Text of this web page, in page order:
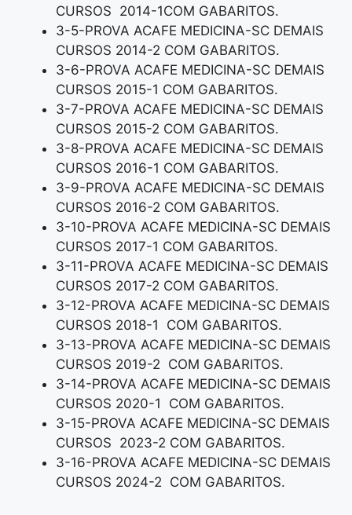
CURSOS 2014-1COM GABARITOS.
3-5-PROVA ACAFE MEDICINA-SC DEMAIS
CURSOS 2014-2 COM GABARITOS.
3-6-PROVA ACAFE MEDICINA-SC DEMAIS
CURSOS 2015-1 COM GABARITOS.
3-7-PROVA ACAFE MEDICINA-SC DEMAIS
CURSOS 2015-2 COM GABARITOS.
3-8-PROVA ACAFE MEDICINA-SC DEMAIS
CURSOS 2016-1 COM GABARITOS.
3-9-PROVA ACAFE MEDICINA-SC DEMAIS
CURSOS 2016-2 COM GABARITOS.
3-10-PROVA ACAFE MEDICINA-SC DEMAIS
CURSOS 2017-1 COM GABARITOS.
3-11-PROVA ACAFE MEDICINA-SC DEMAIS
CURSOS 2017-2 COM GABARITOS.
3-12-PROVA ACAFE MEDICINA-SC DEMAIS
CURSOS 2018-1 COM GABARITOS.
3-13-PROVA ACAFE MEDICINA-SC DEMAIS
CURSOS 2019-2 COM GABARITOS.
3-14-PROVA ACAFE MEDICINA-SC DEMAIS
CURSOS 2020-1 COM GABARITOS.
3-15-PROVA ACAFE MEDICINA-SC DEMAIS
CURSOS 2023-2 COM GABARITOS.
3-16-PROVA ACAFE MEDICINA-SC DEMAIS
CURSOS 2024-2 COM GABARITOS.